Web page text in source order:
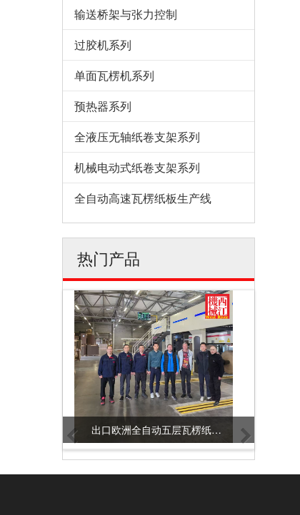
输送桥架与张力控制
过胶机系列
单面瓦楞机系列
预热器系列
全液压无轴纸卷支架系列
机械电动式纸卷支架系列
全自动高速瓦楞纸板生产线
热门产品
出口欧洲全自动五层瓦楞纸板生产线样版